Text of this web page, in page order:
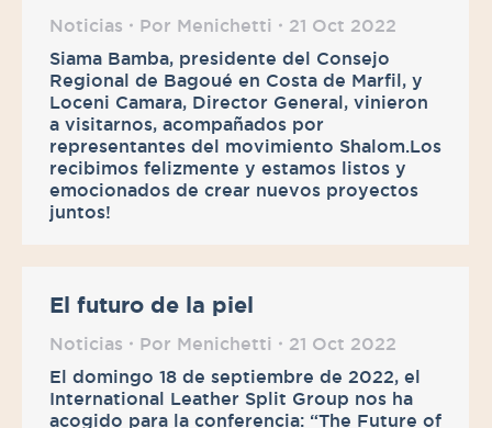
Noticias Por Menichetti
21 Oct 2022
Siama Bamba, presidente del Consejo
Regional de Bagoué en Costa de Marfil, y
Loceni Camara, Director General, vinieron
a visitarnos, acompañados por
representantes del movimiento Shalom.Los
recibimos felizmente y estamos listos y
emocionados de crear nuevos proyectos
juntos!
El futuro de la piel
Noticias Por Menichetti
21 Oct 2022
El domingo 18 de septiembre de 2022, el
International Leather Split Group nos ha
acogido para la conferencia: “The Future of